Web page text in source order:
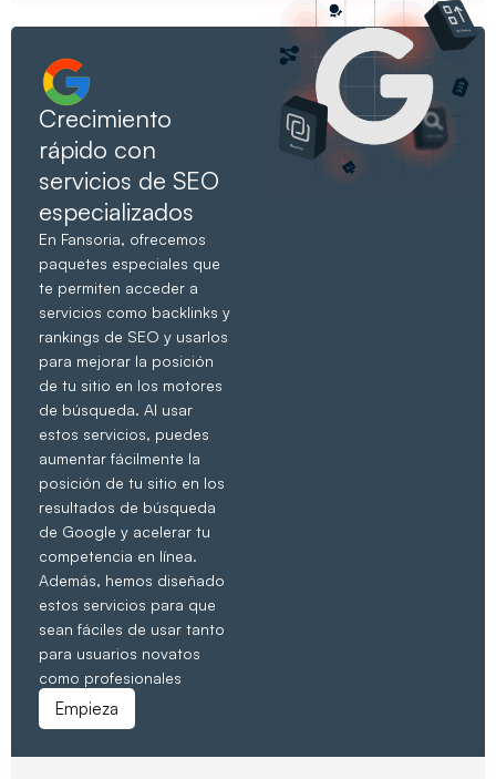
Crecimiento
rápido con
servicios de SEO
especializados
En Fansoria, ofrecemos
paquetes especiales que
te permiten acceder a
servicios como backlinks y
rankings de SEO y usarlos
para mejorar la posición
de tu sitio en los motores
de búsqueda. Al usar
estos servicios, puedes
aumentar fácilmente la
posición de tu sitio en los
resultados de búsqueda
de Google y acelerar tu
competencia en línea.
Además, hemos diseñado
estos servicios para que
sean fáciles de usar tanto
para usuarios novatos
como profesionales
Empieza